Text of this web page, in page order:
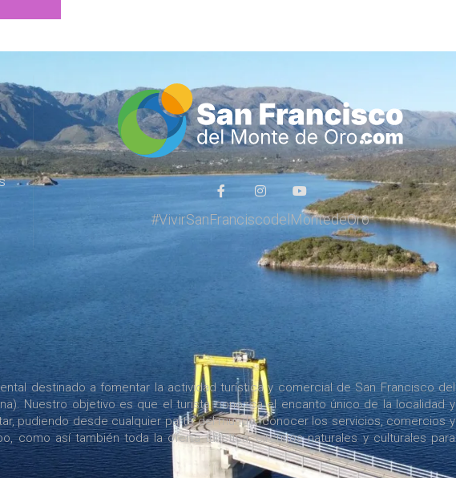
#VivirSanFranciscodelMontedeOro
destinado a fomentar la actividad turística y comercial de San Francisco del
Nuestro objetivo es que el turista conozca el encanto único de la localidad y
pudiendo desde cualquier parte del mundo, conocer los servicios, comercios y
como así también toda la oferta turística, circuitos naturales y culturales para